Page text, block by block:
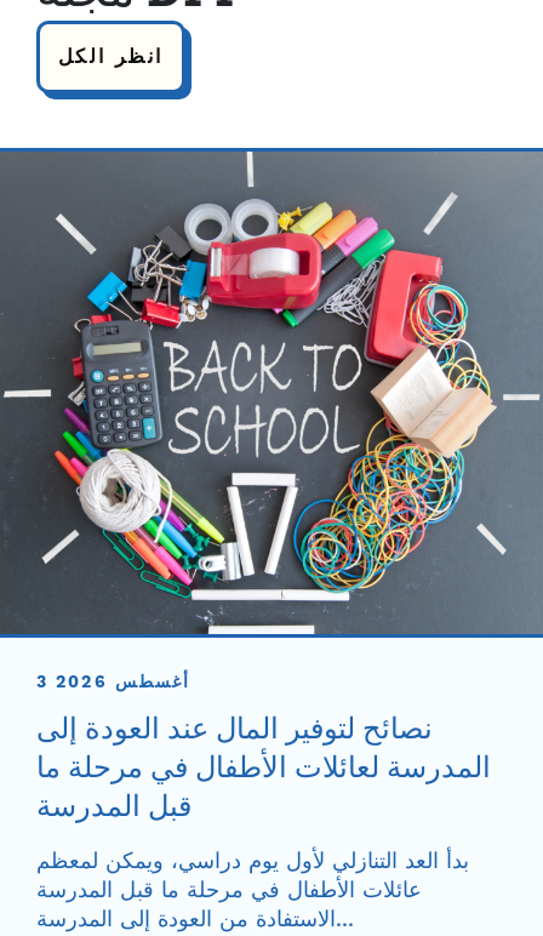
انظر الكل
3 أغسطس 2026
نصائح لتوفير المال عند العودة إلى
المدرسة لعائلات الأطفال في مرحلة ما
قبل المدرسة
بدأ العد التنازلي لأول يوم دراسي، ويمكن لمعظم
عائلات الأطفال في مرحلة ما قبل المدرسة
الاستفادة من العودة إلى المدرسة...